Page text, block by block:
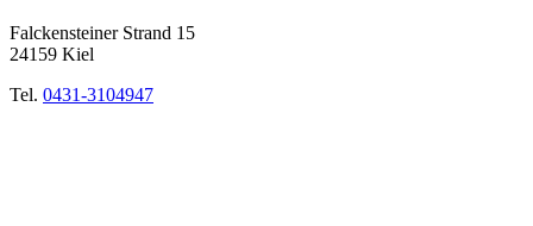
Falckensteiner Strand 15
24159 Kiel
Tel. 0431-3104947